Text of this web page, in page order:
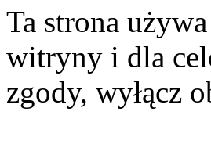
Ta strona
witryny i dla
zgody, wyłącz